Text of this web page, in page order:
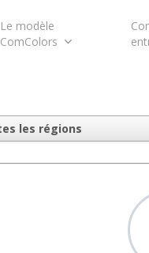
Le modèle
ComColors